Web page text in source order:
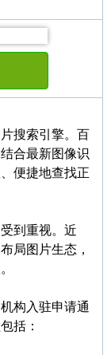
搜索引擎。百
合最新图像识
便捷地查找正
到重视。近
局图片生态，
构入驻申请通
括：